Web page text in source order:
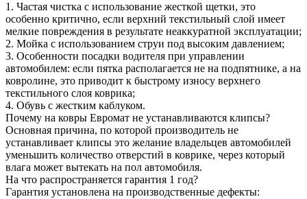
1. Частая чистка с использование жесткой щетки, это
особенно критично, если верхний текстильный слой имеет
мелкие повреждения в результате неаккуратной эксплуатации;
2. Мойка с использованием струи под высоким давлением;
3. Особенности посадки водителя при управлении
автомобилем: если пятка располагается не на подпятнике, а на
ковролине, это приводит к быстрому износу верхнего
текстильного слоя коврика;
4. Обувь с жестким каблуком.
Почему на ковры Евромат не устанавливаются клипсы?
Основная причина, по которой производитель не
устанавливает клипсы это желание владельцев автомобилей
уменьшить количество отверстий в коврике, через который
влага может вытекать на пол автомобиля.
На что распространяется гарантия 1 год?
Гарантия установлена на производственные дефекты: